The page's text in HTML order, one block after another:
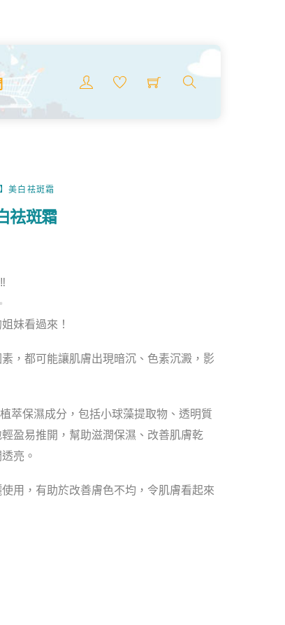
Menu
索
美白祛斑霜
祛斑霜
妹看過來！
，都可能讓肌膚出現暗沉、色素沉澱，影
萃保濕成分，包括小球藻提取物、透明質
盈易推開，幫助滋潤保濕、改善肌膚乾
亮。
用，有助於改善膚色不均，令肌膚看起來